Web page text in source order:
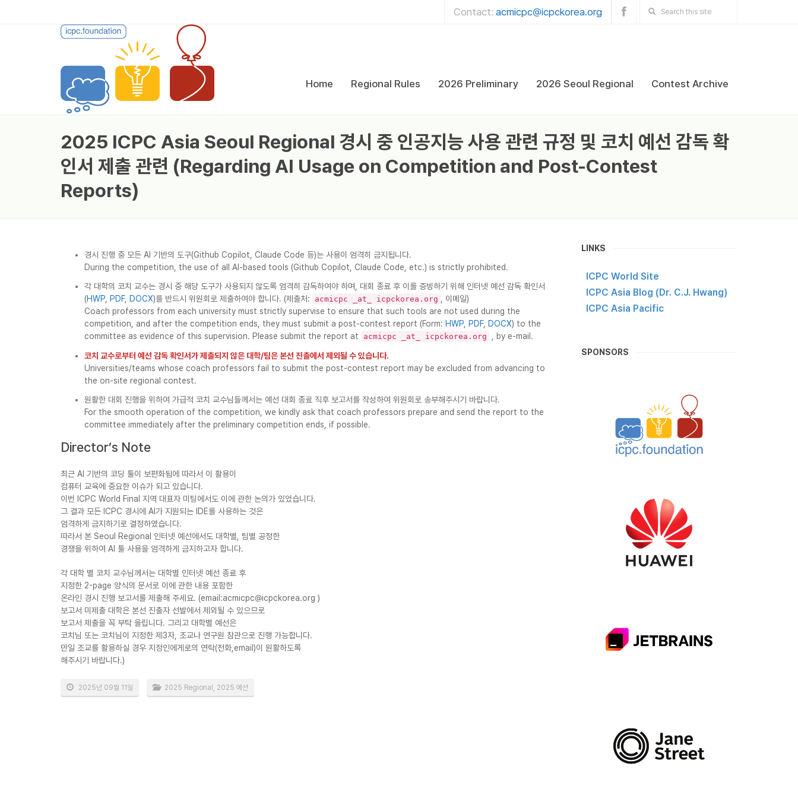
Contact: acmicpc@icpckorea.org
Home Regional Rules 2026 Preliminary 2026 Seoul Regional Contest Archive
2025 ICPC Asia Seoul Regional 경시 중 인공지능 사용 관련 규정 및 코치 예선 감독 확
인서 제출 관련 (Regarding AI Usage on Competition and Post-Contest
Reports)
경시 진행 중 모든 AI 기반의 도구(Github Copilot, Claude Code 등)는 사용이 엄격히 금지됩니다.
During the competition, the use of all AI-based tools (Github Copilot, Claude Code, etc.) is strictly prohibited.
각 대학의 코치 교수는 경시 중 해당 도구가 사용되지 않도록 엄격히 감독하여야 하며, 대회 종료 후 이를 증빙하기 위해 인터넷 예선 감독 확인서
(HWP, PDF, DOCX)를 반드시 위원회로 제출하여야 합니다. (제출처: acmicpc _at_ icpckorea.org , 이메일)
Coach professors from each university must strictly supervise to ensure that such tools are not used during the
competition, and after the competition ends, they must submit a post-contest report (Form: HWP, PDF, DOCX) to the
committee as evidence of this supervision. Please submit the report at
acmicpc _at_ icpckorea.org , by e-mail.
코치 교수로부터 예선 감독 확인서가 제출되지 않은 대학/팀은 본선 진출에서 제외될 수 있습니다.
Universities/teams whose coach professors fail to submit the post-contest report may be excluded from advancing to
the on-site regional contest.
원활한 대회 진행을 위하여 가급적 코치 교수님들께서는 예선 대회 종료 직후 보고서를 작성하여 위원회로 송부해주시기 바랍니다.
For the smooth operation of the competition, we kindly ask that coach professors prepare and send the report to the
committee immediately after the preliminary competition ends, if possible.
Director’s Note
최근 AI 기반의 코딩 툴이 보편화됨에 따라서 이 활용이
컴퓨터 교육에 중요한 이슈가 되고 있습니다.
이번 ICPC World Final 지역 대표자 미팅에서도 이에 관한 논의가 있었습니다.
그 결과 모든 ICPC 경시에 AI가 지원되는 IDE를 사용하는 것은
엄격하게 금지하기로 결정하였습니다.
따라서 본 Seoul Regional 인터넷 예선에서도 대학별, 팀별 공정한
경쟁을 위하여 AI 툴 사용을 엄격하게 금지하고자 합니다.
각 대학 별 코치 교수님께서는 대학별 인터넷 예선 종료 후
지정한 2-page 양식의 문서로 이에 관한 내용 포함한
온라인 경시 진행 보고서를 제출해 주세요. (email:acmicpc@icpckorea.org )
보고서 미제출 대학은 본선 진출자 선발에서 제외될 수 있으므로
보고서 제출을 꼭 부탁 올립니다. 그리고 대학별 예선은
코치님 또는 코치님이 지정한 제3자, 조교나 연구원 참관으로 진행 가능합니다.
만일 조교를 활용하실 경우 지정인에게로의 연락(전화,email)이 원활하도록
해주시기 바랍니다.)
2025년 09월 11일 2025 Regional 2025 예선
LINKS
ICPC World Site
ICPC Asia Blog (Dr. C.J. Hwang)
ICPC Asia Pacific
SPONSORS